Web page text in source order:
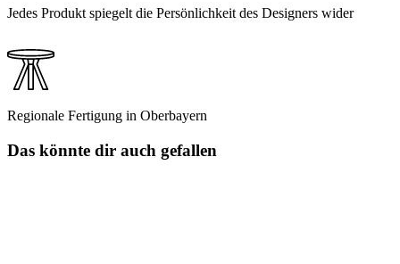
Jedes Produkt spiegelt die Persönlichkeit des Designers wider
Regionale Fertigung in Oberbayern
Das könnte dir auch gefallen